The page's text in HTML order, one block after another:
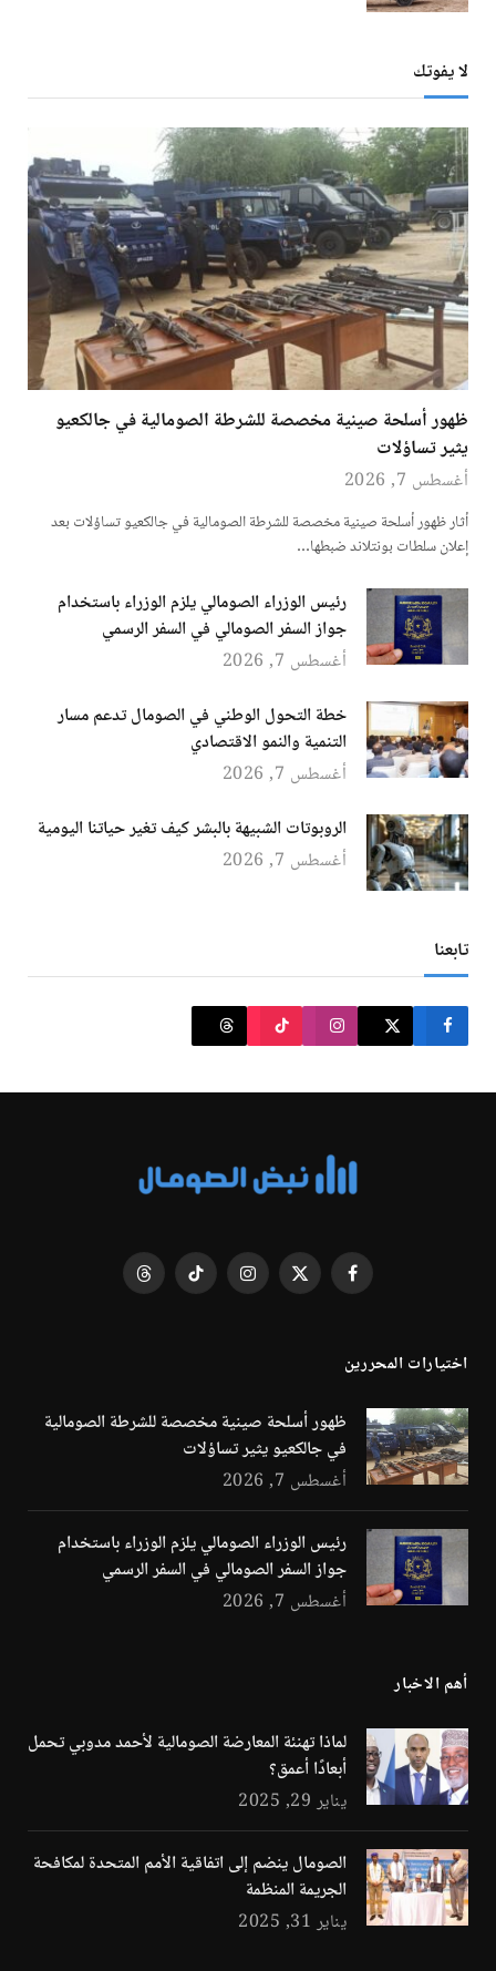
لا يفوتك
ظهور أسلحة صينية مخصصة للشرطة الصومالية في جالكعيو
يثير تساؤلات
أغسطس 7, 2026
أثار ظهور أسلحة صينية مخصصة للشرطة الصومالية في جالكعيو تساؤلات بعد
إعلان سلطات بونتلاند ضبطها…
رئيس الوزراء الصومالي يلزم الوزراء باستخدام
جواز السفر الصومالي في السفر الرسمي
أغسطس 7, 2026
خطة التحول الوطني في الصومال تدعم مسار
التنمية والنمو الاقتصادي
أغسطس 7, 2026
الروبوتات الشبيهة بالبشر كيف تغير حياتنا اليومية
أغسطس 7, 2026
تابعنا
فيسبوك X
الانستغرامتيكتوك Threads
اختيارات المحررين
ظهور أسلحة صينية مخصصة للشرطة الصومالية
في جالكعيو يثير تساؤلات
أغسطس 7, 2026
رئيس الوزراء الصومالي يلزم الوزراء باستخدام
جواز السفر الصومالي في السفر الرسمي
أغسطس 7, 2026
أهم الاخبار
لماذا تهنئة المعارضة الصومالية لأحمد مدوبي تحمل
أبعادًا أعمق؟
يناير 29, 2025
الصومال ينضم إلى اتفاقية الأمم المتحدة لمكافحة
الجريمة المنظمة
يناير 31, 2025